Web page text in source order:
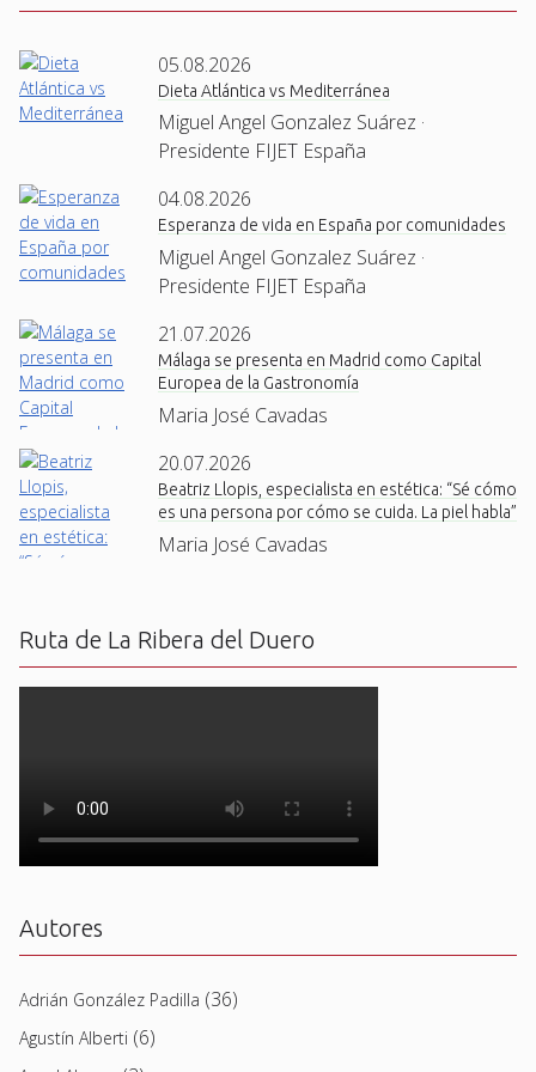
05.08.2026
Dieta Atlántica vs Mediterránea
Miguel Angel Gonzalez Suárez ·
Presidente FIJET España
04.08.2026
Esperanza de vida en España por comunidades
Miguel Angel Gonzalez Suárez ·
Presidente FIJET España
21.07.2026
Málaga se presenta en Madrid como Capital
Europea de la Gastronomía
Maria José Cavadas
20.07.2026
Beatriz Llopis, especialista en estética: “Sé cómo
es una persona por cómo se cuida. La piel habla”
Maria José Cavadas
Ruta de La Ribera del Duero
Autores
Adrián González Padilla (36)
Agustín Alberti (6)